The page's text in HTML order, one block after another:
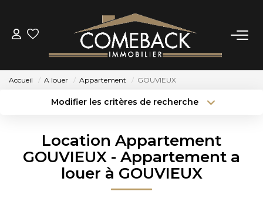
ACHETER
NOTRE AGENCE
Accueil A louer Appartement GOUVIEUX
Modifier les critères de recherche
Sélectionnez...
Type de bien
Surface min
Budget max Plus de critères
Location Appartement
GOUVIEUX - Appartement a
louer à GOUVIEUX